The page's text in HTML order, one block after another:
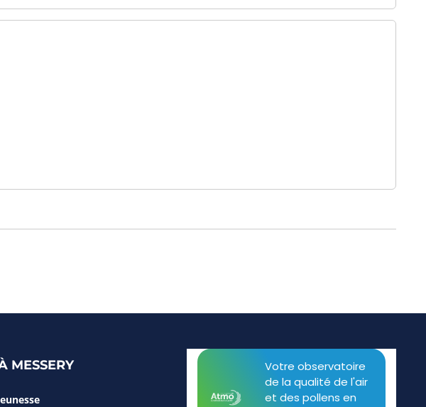
MESSERY